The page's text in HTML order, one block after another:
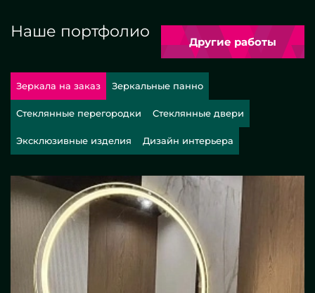
Наше портфолио
Другие работы
Зеркала на заказ Зеркальные панно
Стеклянные перегородки Стеклянные двери
Эксклюзивные изделия Дизайн интерьера